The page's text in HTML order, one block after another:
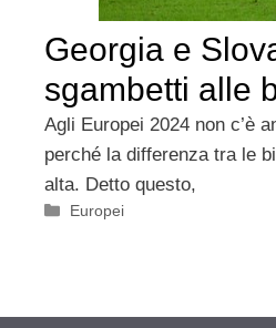
Georgia e
sgambetti alle
Agli Europei 2024 non c’è
perché la differenza tra le
alta. Detto questo,
Categorie
Europei